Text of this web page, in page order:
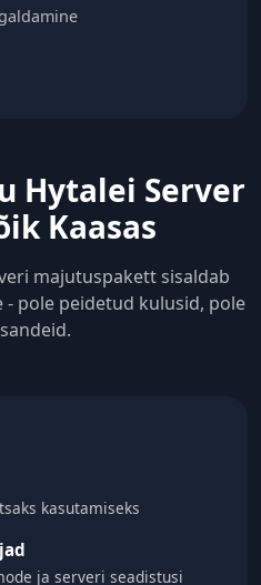
Hytalei Server
Kaasas
majutuspakett sisaldab
pole peidetud kulusid, pole
kasutamiseks
ja serveri seadistusi